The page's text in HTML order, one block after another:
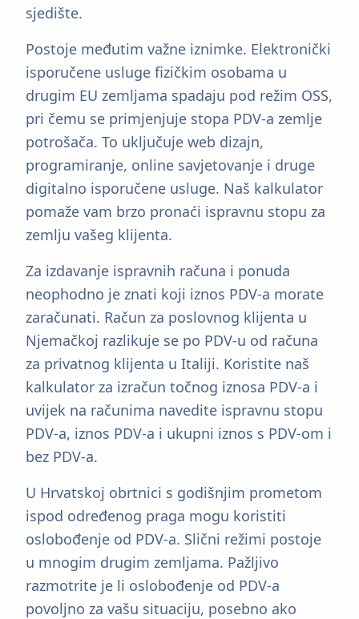
sjedište.
Postoje međutim važne iznimke. Elektronički
isporučene usluge fizičkim osobama u
drugim EU zemljama spadaju pod režim OSS,
pri čemu se primjenjuje stopa PDV-a zemlje
potrošača. To uključuje web dizajn,
programiranje, online savjetovanje i druge
digitalno isporučene usluge. Naš kalkulator
pomaže vam brzo pronaći ispravnu stopu za
zemlju vašeg klijenta.
Za izdavanje ispravnih računa i ponuda
neophodno je znati koji iznos PDV-a morate
zaračunati. Račun za poslovnog klijenta u
Njemačkoj razlikuje se po PDV-u od računa
za privatnog klijenta u Italiji. Koristite naš
kalkulator za izračun točnog iznosa PDV-a i
uvijek na računima navedite ispravnu stopu
PDV-a, iznos PDV-a i ukupni iznos s PDV-om i
bez PDV-a.
U Hrvatskoj obrtnici s godišnjim prometom
ispod određenog praga mogu koristiti
oslobođenje od PDV-a. Slični režimi postoje
u mnogim drugim zemljama. Pažljivo
razmotrite je li oslobođenje od PDV-a
povoljno za vašu situaciju, posebno ako